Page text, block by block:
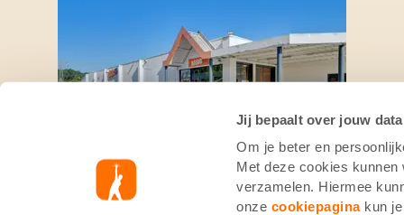
Jij bepaalt over jouw data
Om je beter en
Met deze cookies kunnen
verzamelen. Hiermee
onze cookiepaginakun je
Rue du Treize Juin 37,
Aire Sur L’Adour
Lu au Ve: 06h00 à 22h30